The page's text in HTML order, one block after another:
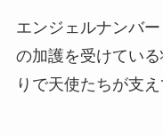
エンジェルナンバ
の加護を受けてい
りで天使たちが支え